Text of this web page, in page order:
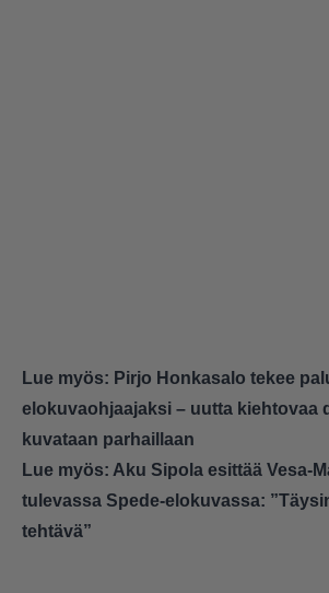
Lue myös: Pirjo Honkasalo tekee
elokuvaohjaajaksi – uutta kiehtovaa
kuvataan parhaillaan
Lue myös: Aku Sipola esittää Vesa-
tulevassa Spede-elokuvassa:
tehtävä”